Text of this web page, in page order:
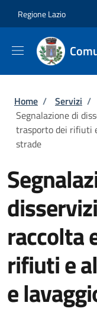
Regione Lazio
Briciole
Home / Servizi /
Segnalazione di
trasporto dei rifiuti
strade
raccolta
rifiuti e
e